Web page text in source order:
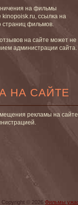
на фильмы
kinopoisk.ru, ссылка на
страниц фильмов.
на сайте может не
администрации сайта.
НА САЙТЕ
рекламы на сайте
Copyright © 2026 Фильмы